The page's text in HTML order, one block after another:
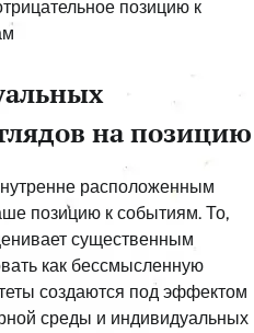
позицию к
на позицию
расположенным
позицию к событиям. То,
существенным
как бессмысленную
создаются под эффектом
среды и индивидуальных